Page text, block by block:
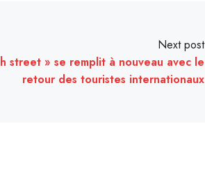
Next post
street » se remplit à nouveau avec le
retour des touristes internationaux